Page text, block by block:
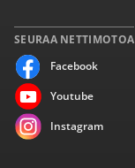
SEURAA NETTIMOTOA
Facebook
Youtube
Instagram